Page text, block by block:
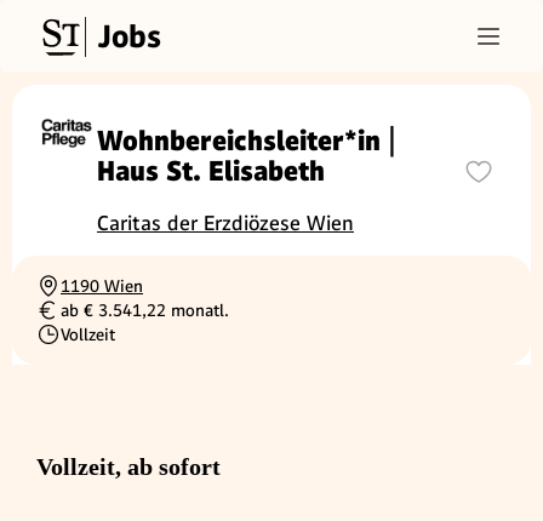
Jobs
Wohnbereichsleiter*in |
Haus St. Elisabeth
Caritas der Erzdiözese Wien
Ortschaft
1190 Wien
Gehalt
ab € 3.541,22 monatl.
Beschäftigungsart
Vollzeit
Vollzeit, ab sofort